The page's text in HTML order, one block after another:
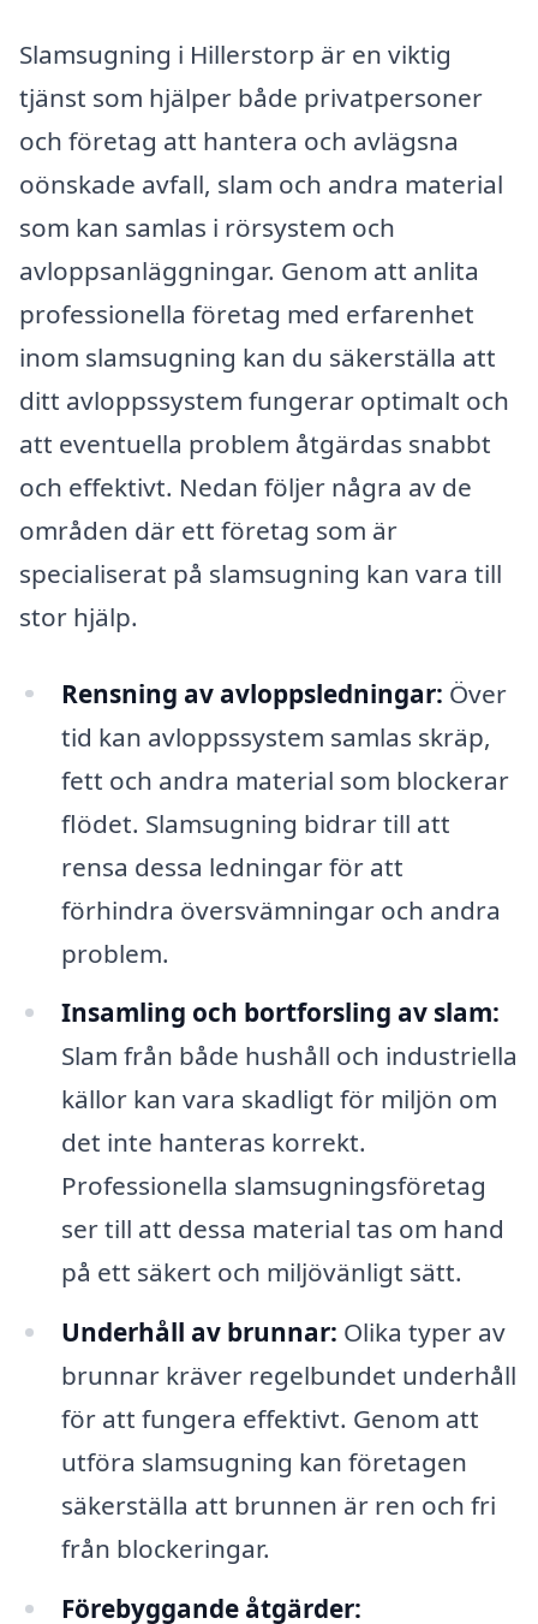
Slamsugning i Hillerstorp är en viktig
tjänst som hjälper både privatpersoner
och företag att hantera och avlägsna
oönskade avfall, slam och andra material
som kan samlas i rörsystem och
avloppsanläggningar. Genom att anlita
professionella företag med erfarenhet
inom slamsugning kan du säkerställa att
ditt avloppssystem fungerar optimalt och
att eventuella problem åtgärdas snabbt
och effektivt. Nedan följer några av de
områden där ett företag som är
specialiserat på slamsugning kan vara till
stor hjälp.
Rensning av avloppsledningar: Över
tid kan avloppssystem samlas skräp,
fett och andra material som blockerar
flödet. Slamsugning bidrar till att
rensa dessa ledningar för att
förhindra översvämningar och andra
problem.
Insamling och bortforsling av slam:
Slam från både hushåll och industriella
källor kan vara skadligt för miljön om
det inte hanteras korrekt.
Professionella slamsugningsföretag
ser till att dessa material tas om hand
på ett säkert och miljövänligt sätt.
Underhåll av brunnar: Olika typer av
brunnar kräver regelbundet underhåll
för att fungera effektivt. Genom att
utföra slamsugning kan företagen
säkerställa att brunnen är ren och fri
från blockeringar.
Förebyggande åtgärder: